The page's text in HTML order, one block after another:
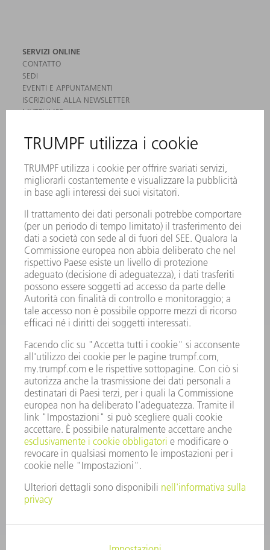
SERVIZI ONLINE
CONTATTO
SEDI
EVENTI E APPUNTAMENTI
ISCRIZIONE ALLA NEWSLETTER
MYTRUMPF
PRODOTTI
MACCHINE & SISTEMI
ELETTRONICA DI POTENZA
MACCHINE UTENSILI ELETTRICHE
SMART FACTORY
SOFTWARE
SERVICES
APPLICAZIONI
SETTORI
L'AZIENDA
CARRIERA
OFFERTE DI LAVORO
PROFILO DELL'AZIENDA
PRESIDENZA
RELAZIONE DI BILANCIO
PRINCIPI AZIENDALI
COMPLIANCE
SISTEMA DI WHISTLEBLOWING
SECURITY
COMUNICATI STAMPA
RIVISTE
SOSTENIBILITÀ
CLIMA E AMBIENTE
IMPEGNO SOCIALE E COMUNITARIO
GOVERNANCE AZIENDALE
COPYRIGHT E MARCHIO